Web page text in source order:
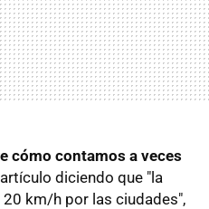
cómo contamos a veces
diciendo que "la
20 km/h por las ciudades",